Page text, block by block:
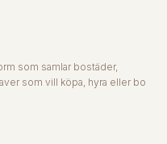
som samlar bostäder,
som vill köpa, hyra eller bo